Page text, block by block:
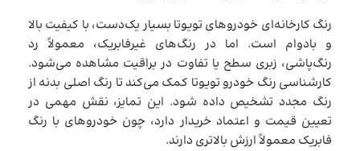
رنگ کارخانه‌ای خودروهای تویوتا بسیار یک‌دست، با کیفیت بالا
و بادوام است. اما در رنگ‌های غیرفابریک، معمولاً رد
رنگ‌پاشی، زبری سطح یا تفاوت در براقیت مشاهده می‌شود.
کارشناسی رنگ خودرو تویوتا کمک می‌کند تا رنگ اصلی بدنه از
رنگ مجدد تشخیص داده شود. این تمایز، نقش مهمی در
تعیین قیمت و اعتماد خریدار دارد، چون خودروهای با رنگ
فابریک معمولاً ارزش بالاتری دارند.